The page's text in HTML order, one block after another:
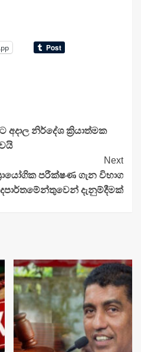
නිර්දේශ ක්‍රියාත්මක
Next
පරීක්ෂණ ගැන විභාග
දැනුම්දීමක්